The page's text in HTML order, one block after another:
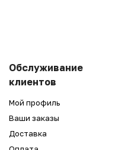
Обслуживание
клиентов
Мой профиль
Ваши заказы
Доставка